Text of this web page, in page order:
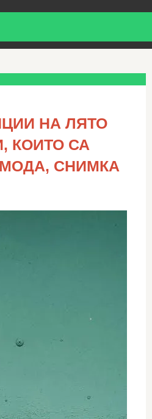
НА ЛЯТО
КОИТО СА
СНИМКА